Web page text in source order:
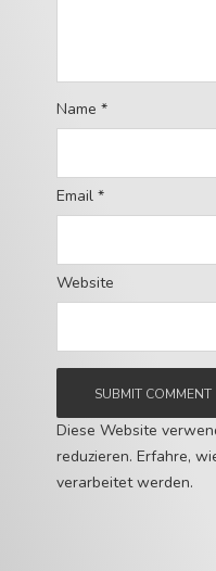
Name *
Email *
Website
Diese Website
reduzieren. Erfahre,
verarbeitet werden.